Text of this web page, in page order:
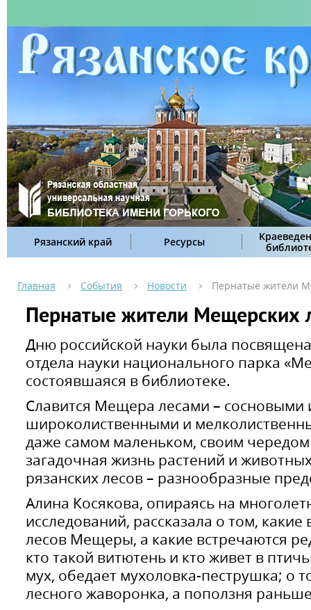
Рязанский край Ресурсы
Главная События Новости Пернатые жители
Пернатые жители Мещерских
Дню российской науки была
отдела науки национального парка
состоявшаяся в библиотеке.
Славится Мещера лесами – сосновыми
широколиственными и
даже самом маленьком, своим чередом
загадочная жизнь растений и
рязанских лесов – разнообразные
Алина Косякова, опираясь на
исследований, рассказала о том,
лесов Мещеры, а какие встречаются
кто такой витютень и кто живет в
мух, обедает мухоловка-пеструшка; о
лесного жаворонка, а поползня